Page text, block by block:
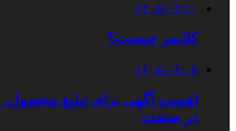
۱۴۰۵/۰۴/۱۰
کلایمر چیست؟
۱۴۰۵/۰۴/۰۵
اهمیت آگهی برای تبلیغ
در صنعت